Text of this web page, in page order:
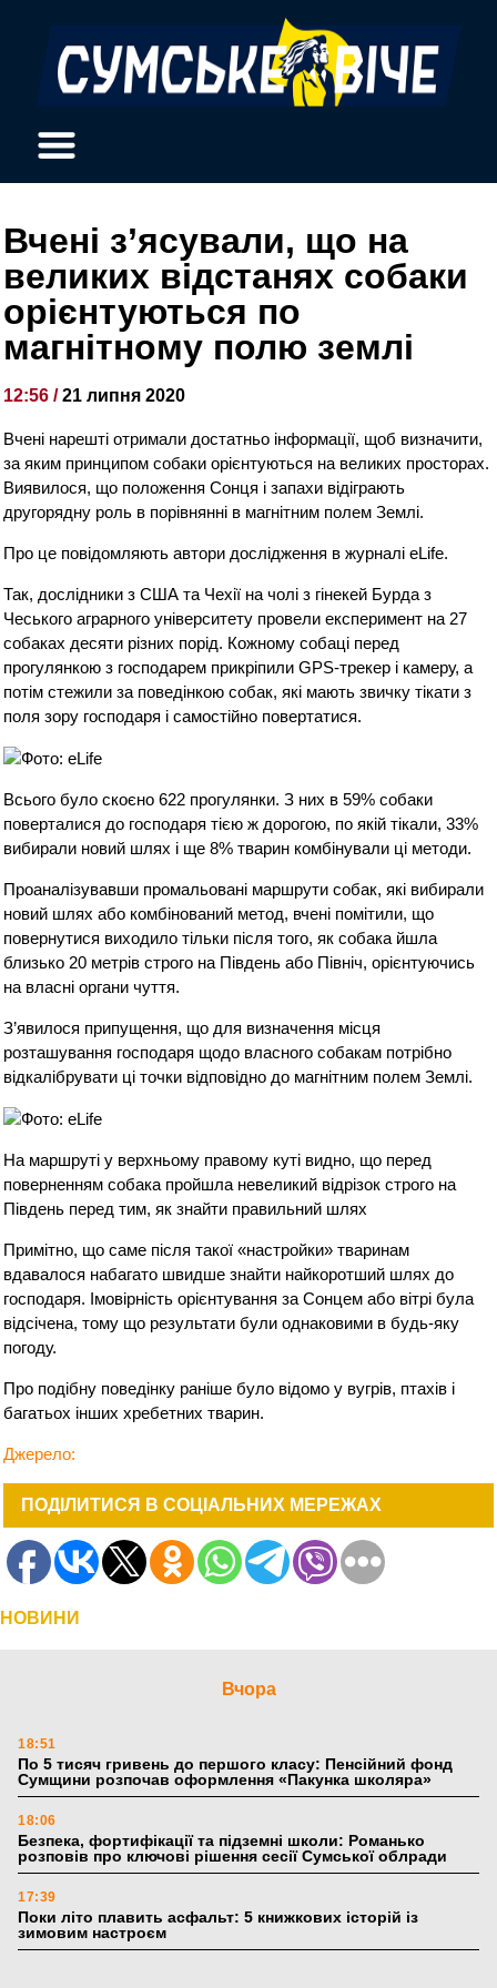
Вчені з’ясували, що на
великих відстанях собаки
орієнтуються по
магнітному полю землі
12:56 /21 липня 2020
Вчені нарешті отримали достатньо інформації, щоб визначити,
за яким принципом собаки орієнтуються на великих просторах.
Виявилося, що положення Сонця і запахи відіграють
другорядну роль в порівнянні в магнітним полем Землі.
Про це повідомляють автори дослідження в журналі eLife.
Так, дослідники з США та Чехії на чолі з гінекей Бурда з
Чеського аграрного університету провели експеримент на 27
собаках десяти різних порід. Кожному собаці перед
прогулянкою з господарем прикріпили GPS-трекер і камеру, а
потім стежили за поведінкою собак, які мають звичку тікати з
поля зору господаря і самостійно повертатися.
Всього було скоєно 622 прогулянки. З них в 59% собаки
поверталися до господаря тією ж дорогою, по якій тікали, 33%
вибирали новий шлях і ще 8% тварин комбінували ці методи.
Проаналізувавши промальовані маршрути собак, які вибирали
новий шлях або комбінований метод, вчені помітили, що
повернутися виходило тільки після того, як собака йшла
близько 20 метрів строго на Південь або Північ, орієнтуючись
на власні органи чуття.
З’явилося припущення, що для визначення місця
розташування господаря щодо власного собакам потрібно
відкалібрувати ці точки відповідно до магнітним полем Землі.
На маршруті у верхньому правому куті видно, що перед
поверненням собака пройшла невеликий відрізок строго на
Південь перед тим, як знайти правильний шлях
Примітно, що саме після такої «настройки» тваринам
вдавалося набагато швидше знайти найкоротший шлях до
господаря. Імовірність орієнтування за Сонцем або вітрі була
відсічена, тому що результати були однаковими в будь-яку
погоду.
Про подібну поведінку раніше було відомо у вугрів, птахів і
багатьох інших хребетних тварин.
Джерело:
ПОДІЛИТИСЯ В СОЦІАЛЬНИХ МЕРЕЖАХ
НОВИНИ
Вчора
18:51
По 5 тисяч гривень до першого класу: Пенсійний фонд
Сумщини розпочав оформлення «Пакунка школяра»
18:06
Безпека, фортифікації та підземні школи: Романько
розповів про ключові рішення сесії Сумської облради
17:39
Поки літо плавить асфальт: 5 книжкових історій із
зимовим настроєм